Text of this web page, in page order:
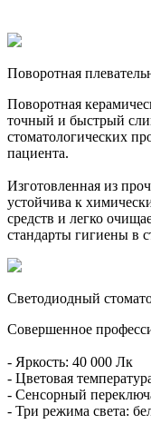
Поворотная
Поворотная
точный и быстрый
стоматологических
пациента.
Изготовленная из
устойчива к
средств и легко
стандарты гигиены в
Светодиодный
Совершенное
- Яркость: 40 000 Лк
- Цветовая
- Сенсорный
- Три режима света: